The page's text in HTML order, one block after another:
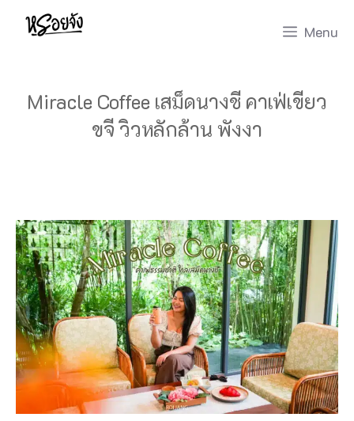
Skip
Menu
Miracle Coffee เสม็ดนางชี คาเฟ่เขียว
ขจี วิวหลักล้าน พังงา